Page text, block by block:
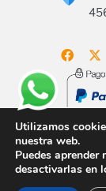
Aviso legal
privacidad
Utilizamos
nuestra web.
Puedes
desactivarlas en